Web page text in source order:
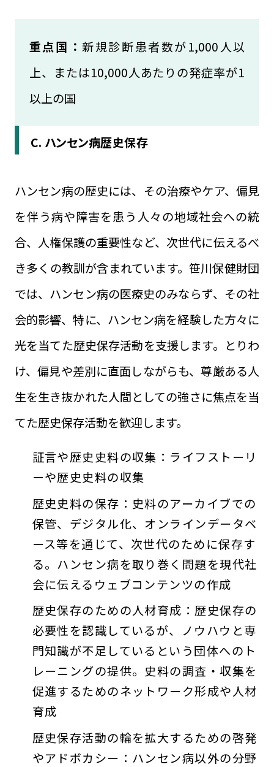
重点国：新規診断患者数が1,000人以
上、または10,000人あたりの発症率が1
以上の国
C. ハンセン病歴史保存
ハンセン病の歴史には、その治療やケア、偏見
を伴う病や障害を患う人々の地域社会への統
合、人権保護の重要性など、次世代に伝えるべ
き多くの教訓が含まれています。笹川保健財団
では、ハンセン病の医療史のみならず、その社
会的影響、特に、ハンセン病を経験した方々に
光を当てた歴史保存活動を支援します。とりわ
け、偏見や差別に直面しながらも、尊厳ある人
生を生き抜かれた人間としての強さに焦点を当
てた歴史保存活動を歓迎します。
証言や歴史史料の収集：ライフストーリ
ーや歴史史料の収集
歴史史料の保存：史料のアーカイブでの
保管、デジタル化、オンラインデータベ
ース等を通じて、次世代のために保存す
る。ハンセン病を取り巻く問題を現代社
会に伝えるウェブコンテンツの作成
歴史保存のための人材育成：歴史保存の
必要性を認識しているが、ノウハウと専
門知識が不足しているという団体へのト
レーニングの提供。史料の調査・収集を
促進するためのネットワーク形成や人材
育成
歴史保存活動の輪を拡大するための啓発
やアドボカシー：ハンセン病以外の分野